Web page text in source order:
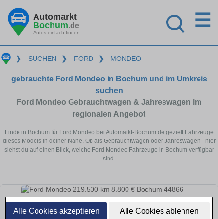
Alle Cookies akzeptieren Alle Cookies ablehnen
Automarkt
Bochum.de
Autos einfach finden
☰
❯ SUCHEN ❯ FORD ❯ MONDEO
gebrauchte Ford Mondeo in Bochum und im Umkreis
suchen
Ford Mondeo Gebrauchtwagen & Jahreswagen im
regionalen Angebot
Finde in Bochum für Ford Mondeo bei Automarkt-Bochum.de gezielt Fahrzeuge
dieses Models in deiner Nähe. Ob als Gebrauchtwagen oder Jahreswagen - hier
siehst du auf einen Blick, welche Ford Mondeo Fahrzeuge in Bochum verfügbar
sind.